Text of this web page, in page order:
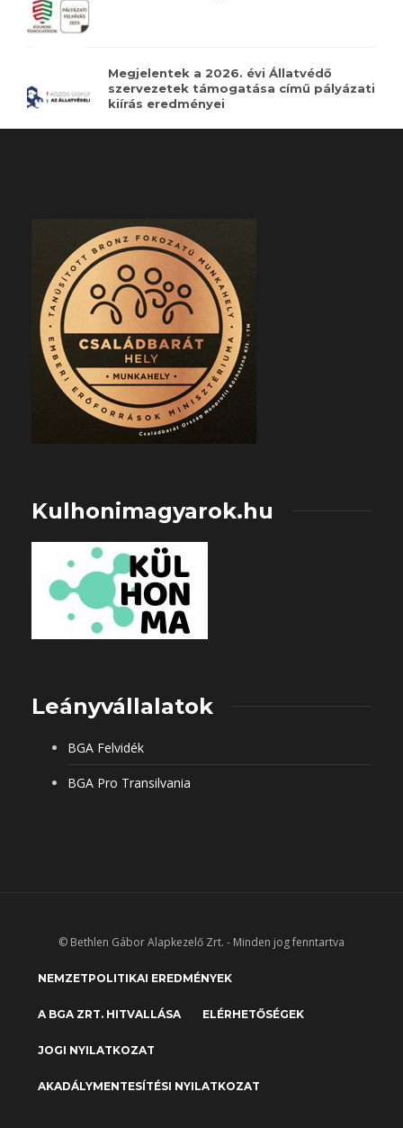
Megjelentek a 2026. évi Állatvédő
szervezetek támogatása című pályázati
kiírás eredményei
Kulhonimagyarok.hu
Leányvállalatok
BGA Felvidék
BGA Pro Transilvania
© Bethlen Gábor Alapkezelő Zrt. - Minden jog fenntartva
NEMZETPOLITIKAI EREDMÉNYEK
A BGA ZRT. HITVALLÁSA ELÉRHETŐSÉGEK
JOGI NYILATKOZAT
AKADÁLYMENTESÍTÉSI NYILATKOZAT